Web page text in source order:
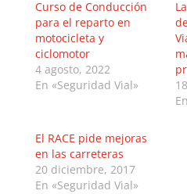
Curso de Conducción
para el reparto en
motocicleta y
ciclomotor
4 agosto, 2022
En «Seguridad Vial»
El RACE pide mejoras
en las carreteras
20 diciembre, 2017
En «Seguridad Vial»